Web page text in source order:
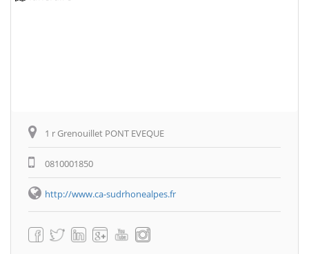
1 r Grenouillet PONT EVEQUE
0810001850
http://www.ca-sudrhonealpes.fr